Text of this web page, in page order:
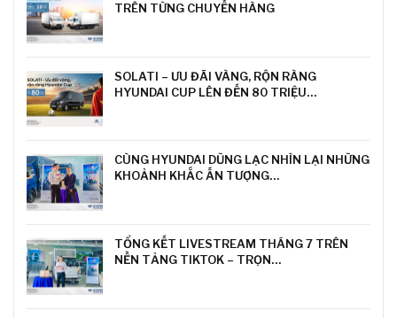
TRÊN TỪNG CHUYẾN HÀNG
SOLATI – ƯU ĐÃI VÀNG, RỘN RÀNG
HYUNDAI CUP LÊN ĐẾN 80 TRIỆU…
CÙNG HYUNDAI DŨNG LẠC NHÌN LẠI NHỮNG
KHOẢNH KHẮC ẤN TƯỢNG…
TỔNG KẾT LIVESTREAM THÁNG 7 TRÊN
NỀN TẢNG TIKTOK – TRỌN…